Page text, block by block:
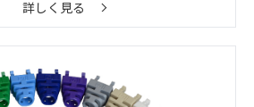
詳しく見る